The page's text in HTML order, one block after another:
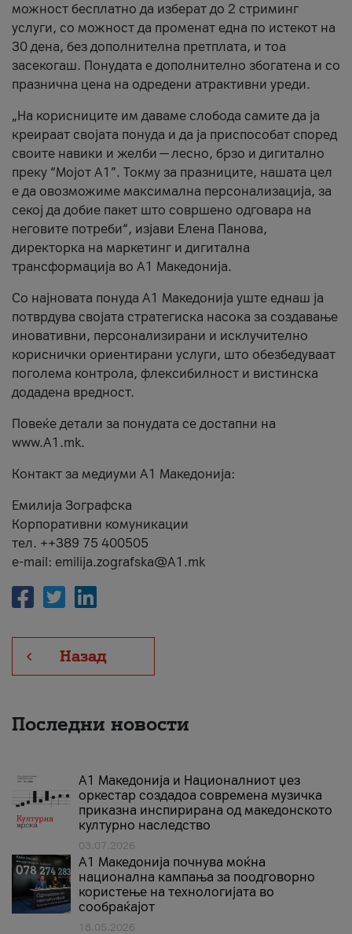
можност бесплатно да изберат до 2 стриминг
услуги, со можност да променат една по истекот на
30 дена, без дополнителна претплата, и тоа
засекогаш. Понудата е дополнително збогатена и со
празнична цена на одредени атрактивни уреди.
„На корисниците им даваме слобода самите да ја
креираат својата понуда и да ја приспособат според
своите навики и желби — лесно, брзо и дигитално
преку “Мојот А1”. Токму за празниците, нашата цел
е да овозможиме максимална персонализација, за
секој да добие пакет што совршено одговара на
неговите потреби“, изјави Елена Панова,
директорка на маркетинг и дигитална
трансформација во А1 Македонија.
Со најновата понуда А1 Македонија уште еднаш ја
потврдува својата стратегиска насока за создавање
иновативни, персонализирани и исклучително
кориснички ориентирани услуги, што обезбедуваат
поголема контрола, флексибилност и вистинска
додадена вредност.
Повеќе детали за понудата се достапни на
www.А1.mk.
Контакт за медиуми А1 Македонија:
Емилија Зографска
Корпоративни комуникации
тел. ++389 75 400505
e-mail: emilija.zografska@A1.mk
Назад
Последни новости
А1 Македонија и Националниот џез
оркестар создадоа современа музичка
приказна инспирирана од македонското
културно наследство
03.07.2026
A1 Македонија почнува моќна
национална кампања за поодговорно
користење на технологијата во
сообраќајот
18.05.2026